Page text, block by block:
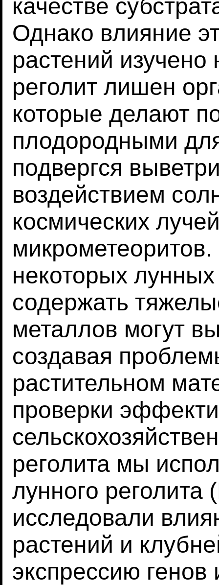
качестве
Однако влияние
растений
реголит лишен
которые делают
плодородными
подвергся
воздействием
космических
некоторых
содержать
металлов могут
создавая
растительном
проверки
реголита мы
лунного
исследовали
растений и
экспрессию генов